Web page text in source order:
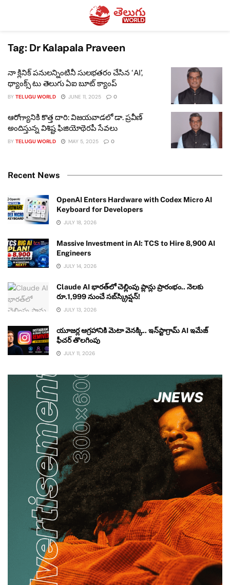
Tag:Dr Kalapala Praveen
నా క్లినిక్ పనులన్నింటినీ సులభతరం చేసిన ‘AI’,
థ్యాంక్స్ టు తెలుగు ఏఐ బూట్ క్యాంప్
BY TELUGU WORLD JUNE 11, 2025 0
ఆరోగ్యానికి కొత్త దారి: విజయవాడలో డా. ప్రవీణ్
అందిస్తున్న విశిష్ట ఫిజియోథెరపీ సేవలు
BY TELUGU WORLD MAY 5, 2025 0
Recent News
OpenAI Enters Hardware with Codex Micro AI
Keyboard for Developers
JULY 18, 2026
Massive Investment in AI: TCS to Hire 8,900 AI
Engineers
JULY 14, 2026
Claude AI భారత్‌లో చెల్లింపు ప్లాన్లు ప్రారంభం.. నెలకు
రూ.1,999 నుంచే సబ్‌స్క్రిప్షన్!
JULY 13, 2026
యూజర్ల ఆగ్రహానికి మెటా వెనక్కి.. ఇన్‌స్టాగ్రామ్ AI ఇమేజ్
ఫీచర్ తొలగింపు
JULY 11, 2026